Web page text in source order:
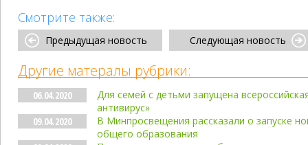
Смотрите также:
Предыдущая новость Следующая новость
Другие матералы рубрики:
06.04.2020
Для семей с детьми запущена
антивирус»
09.04.2020
В Минпросвещения рассказали о запуске
общего образования